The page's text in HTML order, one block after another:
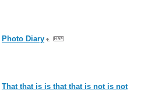
Photo Diary
That that is is that that is not is not